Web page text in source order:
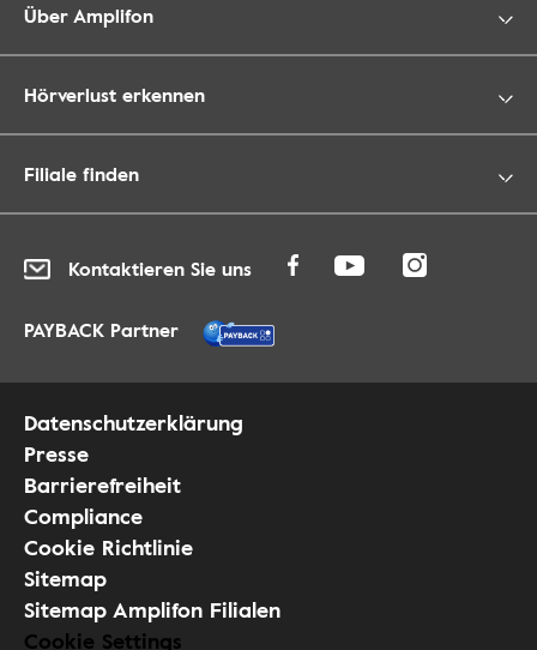
Über Amplifon
Hörverlust erkennen
Filiale finden
Kontaktieren Sie uns
PAYBACK Partner
Datenschutzerklärung
Presse
Barrierefreiheit
Compliance
Cookie Richtlinie
Sitemap
Sitemap Amplifon Filialen
Cookie Settings